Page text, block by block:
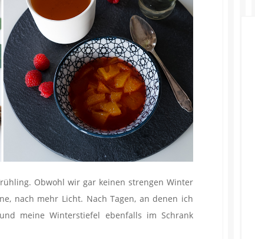
Obwohl wir gar keinen strengen Winter
nach mehr Licht. Nach Tagen, an denen ich
meine Winterstiefel ebenfalls im Schrank